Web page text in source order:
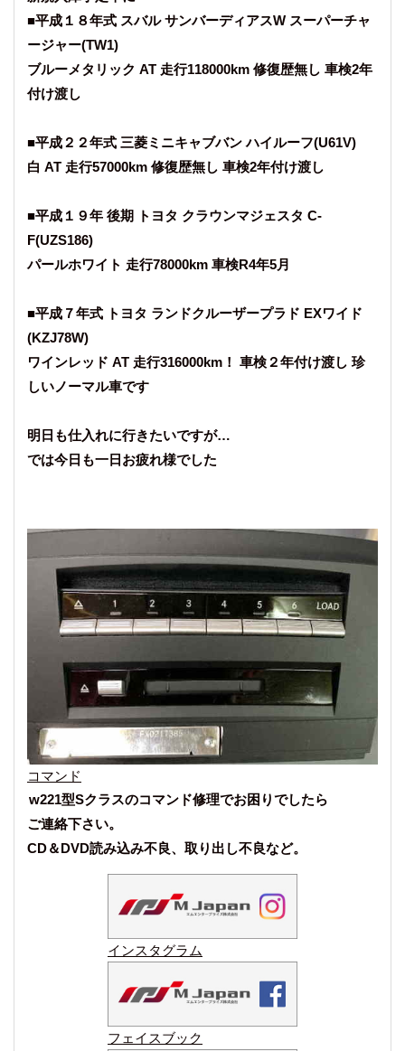
■平成１８年式 スバル サンバーディアスW スーパーチャ
ージャー(TW1)
ブルーメタリック AT 走行118000km 修復歴無し 車検2年
付け渡し
■平成２２年式 三菱ミニキャブバン ハイルーフ(U61V)
白 AT 走行57000km 修復歴無し 車検2年付け渡し
■平成１９年 後期 トヨタ クラウンマジェスタ C-
F(UZS186)
パールホワイト 走行78000km 車検R4年5月
■平成７年式 トヨタ ランドクルーザープラド EXワイド
(KZJ78W)
ワインレッド AT 走行316000km！ 車検２年付け渡し 珍
しいノーマル車です
明日も仕入れに行きたいですが…
では今日も一日お疲れ様でした
コマンド
w221型Sクラスのコマンド修理でお困りでしたら
ご連絡下さい。
CD＆DVD読み込み不良、取り出し不良など。
インスタグラム
フェイスブック